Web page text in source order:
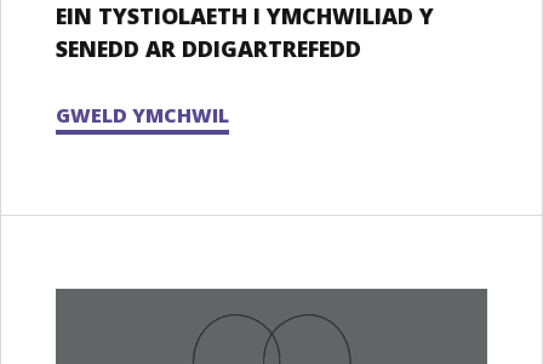
EIN TYSTIOLAETH I YMCHWILIAD Y
SENEDD AR DDIGARTREFEDD
GWELD YMCHWIL